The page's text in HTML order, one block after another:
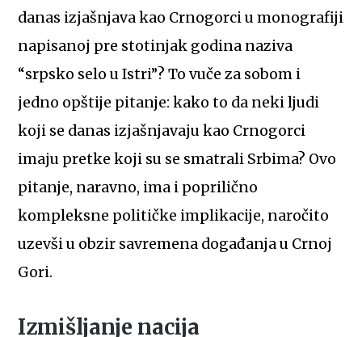
danas izjašnjava kao Crnogorci u monografiji
napisanoj pre stotinjak godina naziva
“srpsko selo u Istri”? To vuče za sobom i
jedno opštije pitanje: kako to da neki ljudi
koji se danas izjašnjavaju kao Crnogorci
imaju pretke koji su se smatrali Srbima? Ovo
pitanje, naravno, ima i poprilično
kompleksne političke implikacije, naročito
uzevši u obzir savremena događanja u Crnoj
Gori.
Izmišljanje nacija